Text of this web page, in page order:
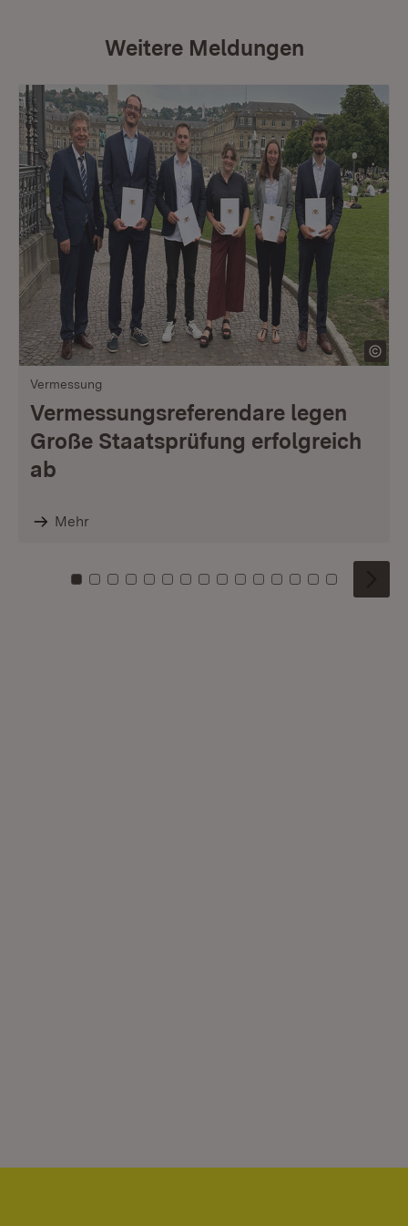
Weitere Meldungen
Vermessung
Vermessungsreferendare legen
Große Staatsprüfung erfolgreich
ab
Mehr
Zu Kachel: 0
Zu Kachel: 1
Zu Kachel: 2
Zu Kachel: 3
Zu Kachel: 4
Zu Kachel: 5
Zu Kachel: 6
Zu Kachel: 7
Zu Kachel: 8
Zu Kachel: 9
Zu Kachel: 10
Zu Kachel: 11
Zu Kachel: 12
Zu Kachel:
Zu